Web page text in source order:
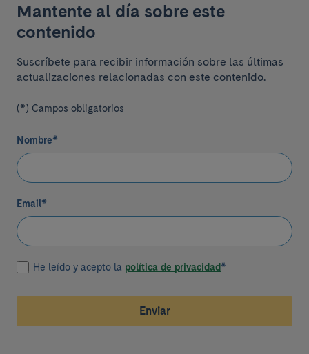
Mantente al día sobre este
contenido
Suscríbete para recibir información sobre las últimas
actualizaciones relacionadas con este contenido.
(*) Campos obligatorios
Nombre*
Email*
He leído y acepto la política de privacidad*
Enviar